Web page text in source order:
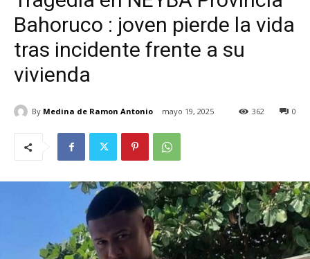
Bahoruco : joven pierde la vida
tras incidente frente a su
vivienda
By Medina de Ramon Antonio mayo 19, 2025 0
362